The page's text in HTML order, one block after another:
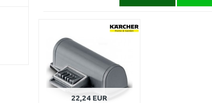
22,24 EUR